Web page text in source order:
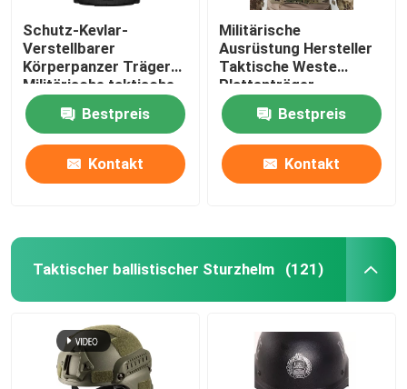
Schutz-Kevlar-
Verstellbarer
Körperpanzer Träger
Militärische taktische
kugelsichere Weste mit
NIJ IIIA Bestpreis
Kontakt
Militärische
Ausrüstung Hersteller
Taktische Weste
Plattenträger
Kugelsicher mit
militärischen
Standards NIJ IIIA
Bestpreis
Kontakt
Taktischer ballistischer Sturzhelm (121)